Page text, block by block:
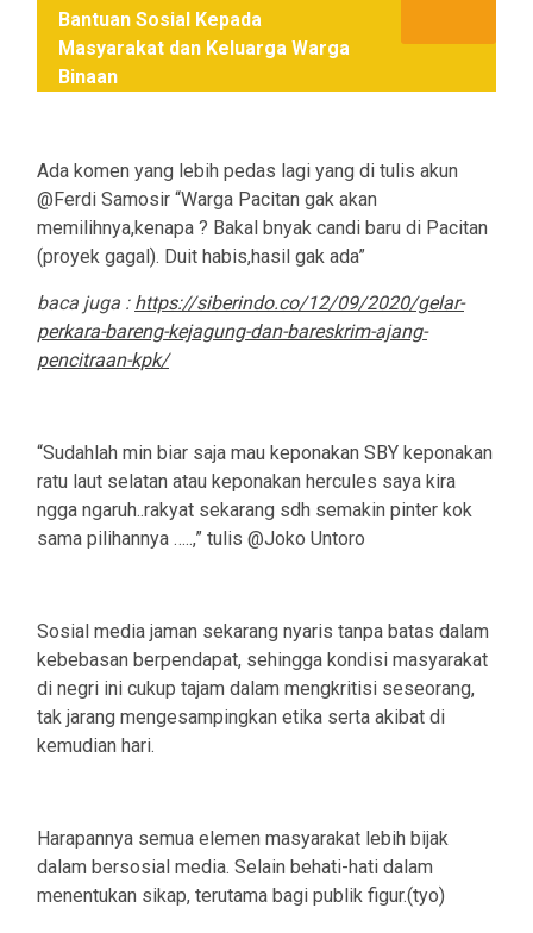
Bantuan Sosial Kepada
Masyarakat dan Keluarga Warga
Binaan
Ada komen yang lebih pedas lagi yang di tulis akun
@Ferdi Samosir “Warga Pacitan gak akan
memilihnya,kenapa ? Bakal bnyak candi baru di Pacitan
(proyek gagal). Duit habis,hasil gak ada”
baca juga : https://siberindo.co/12/09/2020/gelar-
perkara-bareng-kejagung-dan-bareskrim-ajang-
pencitraan-kpk/
“Sudahlah min biar saja mau keponakan SBY keponakan
ratu laut selatan atau keponakan hercules saya kira
ngga ngaruh..rakyat sekarang sdh semakin pinter kok
sama pilihannya …..,” tulis @Joko Untoro
Sosial media jaman sekarang nyaris tanpa batas dalam
kebebasan berpendapat, sehingga kondisi masyarakat
di negri ini cukup tajam dalam mengkritisi seseorang,
tak jarang mengesampingkan etika serta akibat di
kemudian hari.
Harapannya semua elemen masyarakat lebih bijak
dalam bersosial media. Selain behati-hati dalam
menentukan sikap, terutama bagi publik figur.(tyo)